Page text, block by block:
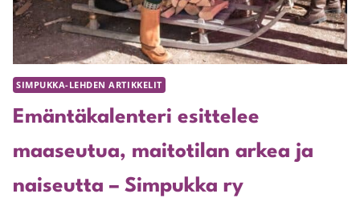
SIMPUKKA-LEHDEN ARTIKKELIT
Emäntäkalenteri esittelee
maaseutua, maitotilan arkea ja
naiseutta – Simpukka ry